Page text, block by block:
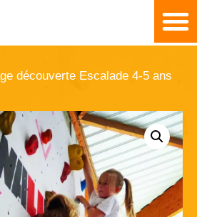
découverte Escalade 4-5 ans